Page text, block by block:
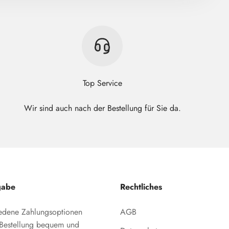
Top Service
Wir sind auch nach der Bestellung für Sie da.
Zahlungsoptionen
bequem und
Rechtliches
AGB